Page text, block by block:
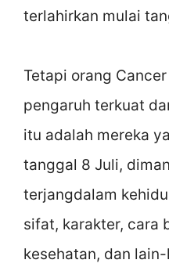
terlahirkan mulai
Tetapi orang
pengaruh terkuat
itu adalah mereka
tanggal 8 Juli,
terjangdalam
sifat, karakter, cara
kesehatan, dan